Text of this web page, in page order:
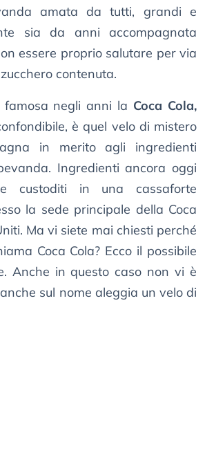
amata da tutti, grandi e
sia da anni accompagnata
essere proprio salutare per via
contenuta.
negli anni la Coca Cola,
è quel velo di mistero
in merito agli ingredienti
Ingredienti ancora oggi
custoditi in una cassaforte
la sede principale della Coca
Ma vi siete mai chiesti perché
Coca Cola? Ecco il possibile
Anche in questo caso non vi è
sul nome aleggia un velo di